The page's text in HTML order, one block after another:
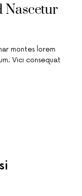
Nascetur
montes lorem
Vici consequat